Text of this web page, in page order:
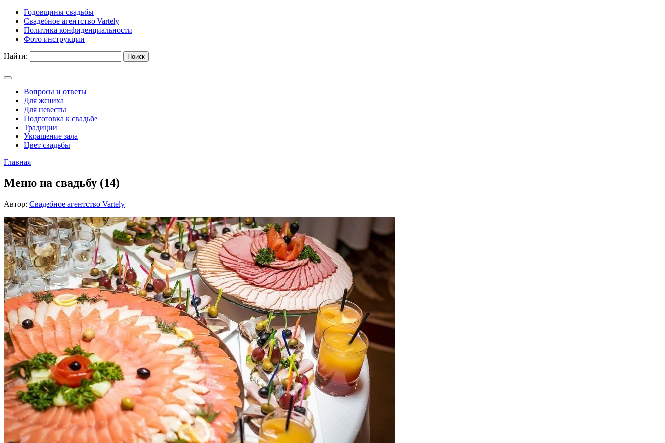
Годовщины свадьбы
Свадебное агентство Vartely
Политика конфиденциальности
Фото инструкции
Найти:
Вопросы и ответы
Для жениха
Для невесты
Подготовка к свадьбе
Традиции
Украшение зала
Цвет свадьбы
Главная
Меню на свадьбу (14)
Автор: Свадебное агентство Vartely